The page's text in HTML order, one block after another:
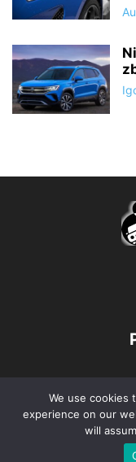
©
We use cookies
experience on our
will